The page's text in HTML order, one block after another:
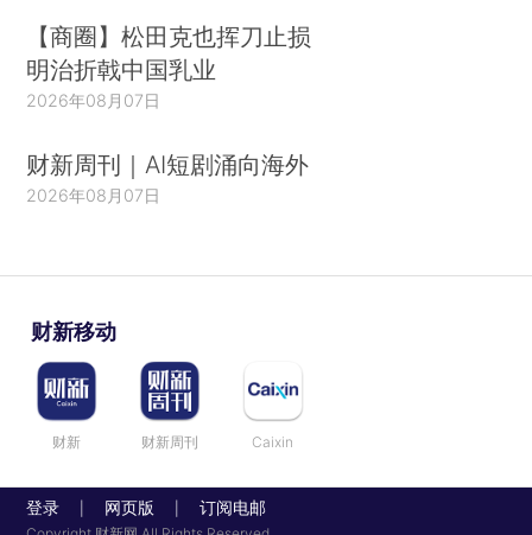
【商圈】松田克也挥刀止损
明治折戟中国乳业
2026年08月07日
财新周刊｜AI短剧涌向海外
2026年08月07日
财新移动
财新 财新周刊 Caixin
登录 网页版 订阅电邮